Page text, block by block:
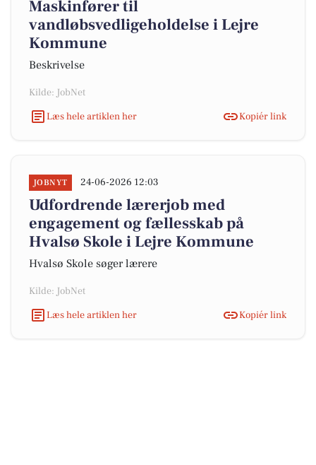
Maskinfører til
vandløbsvedligeholdelse i Lejre
Kommune
Beskrivelse
Kilde: JobNet
Læs hele artiklen her
Kopiér link
JOBNYT 24-06-2026 12:03
Udfordrende lærerjob med
engagement og fællesskab på
Hvalsø Skole i Lejre Kommune
Hvalsø Skole søger lærere
Kilde: JobNet
Læs hele artiklen her
Kopiér link